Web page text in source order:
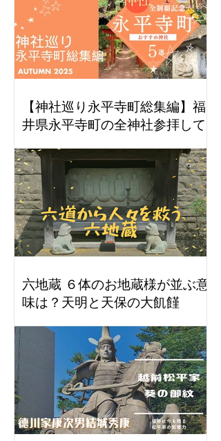
【神社巡り永平寺町総集編】福
井県永平寺町の全神社参拝して
六地蔵 ６体のお地蔵様が並ぶ意
味は？天明と天保の大飢饉